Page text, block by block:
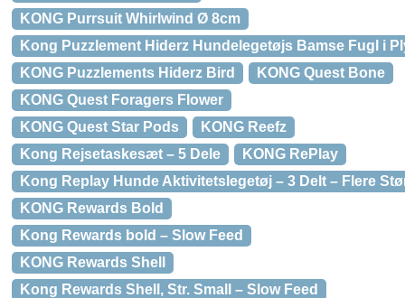
KONG Purrsuit Whirlwind Ø 8cm
Kong Puzzlement Hiderz Hundelegetøjs Bamse Fugl i
KONG Puzzlements Hiderz Bird
KONG Quest Bone
KONG Quest Foragers Flower
KONG Quest Star Pods
KONG Reefz
Kong Rejsetaskesæt – 5 Dele
KONG RePlay
Kong Replay Hunde Aktivitetslegetøj – 3 Delt – Flere
KONG Rewards Bold
Kong Rewards bold – Slow Feed
KONG Rewards Shell
Kong Rewards Shell, Str. Small – Slow Feed